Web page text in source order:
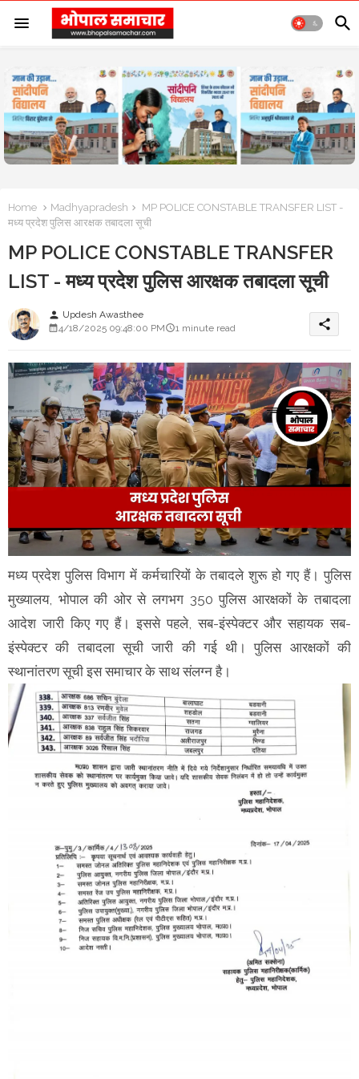
Home Madhyapradesh
MP POLICE CONSTABLE TRANSFER LIST -
मध्य प्रदेश पुलिस आरक्षक तबादला सूची
MP POLICE CONSTABLE TRANSFER
LIST - मध्य प्रदेश पुलिस आरक्षक तबादला सूची
person Updesh Awasthee
4/18/2025 09:48:00 PM
1 minute read share
मध्य प्रदेश पुलिस विभाग में कर्मचारियों के तबादले शुरू हो गए हैं। पुलिस
मुख्यालय, भोपाल की ओर से लगभग 350 पुलिस आरक्षकों के तबादला
आदेश जारी किए गए हैं। इससे पहले, सब-इंस्पेक्टर और सहायक सब-
इंस्पेक्टर की तबादला सूची जारी की गई थी। पुलिस आरक्षकों की
स्थानांतरण सूची इस समाचार के साथ संलग्न है।